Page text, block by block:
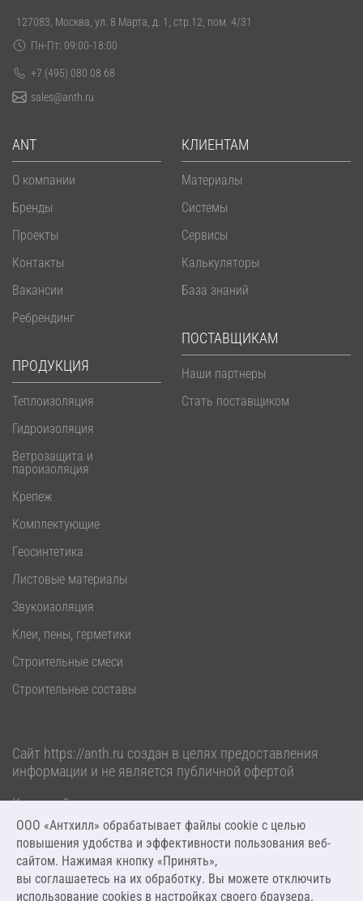
ANT
О компании
Бренды
Проекты
Контакты
Вакансии
Ребрендинг
ПРОДУКЦИЯ
Теплоизоляция
Гидроизоляция
Ветрозащита и
пароизоляция
Крепеж
Комплектующие
Геосинтетика
Листовые материалы
Звукоизоляция
Клеи, пены, герметики
Строительные смеси
Строительные составы
КЛИЕНТАМ
Материалы
Системы
Сервисы
Калькуляторы
База знаний
ПОСТАВЩИКАМ
Наши партнеры
Стать поставщиком
127083, Москва, ул. 8 Марта, д. 1, стр.12, пом. 4/31
Пн-Пт: 09:00-18:00
+7 (495) 080 08 68
sales@anth.ru
Сайт https://anth.ru создан в целях предоставления
информации и не является публичной офертой
Карта сайта
Политика обработки персональных данных
2026 ООО «Антхилл». Все права защищены.
Разработка и сопровождение отAW-CODE
ООО «Антхилл» обрабатывает файлы cookie c целью
повышения удобства и эффективности пользования веб-
сайтом. Нажимая кнопку «Принять»,
вы соглашаетесь на их обработку. Вы можете отключить
использование cookies в настройках своего браузера.